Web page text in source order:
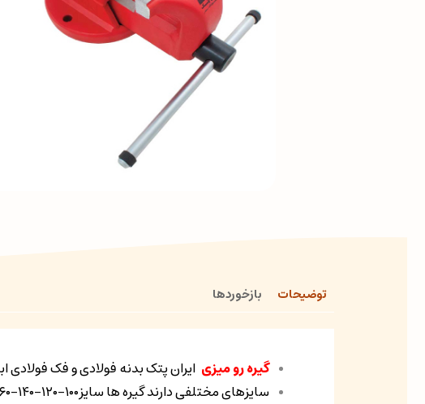
توضیحات بازخوردها
گیره رو میزی ایران پتک بدنه فولادی و فک
سایزهای مختلفی دارند گیره ها سایز۱۰۰-۱۲۰-۱۴۰-۱۶۰-۱۸۰-۲۰۰سایز های گیره هرکدام برای استفاده های مختلف بنا به انتخاب کاربر می باشد.